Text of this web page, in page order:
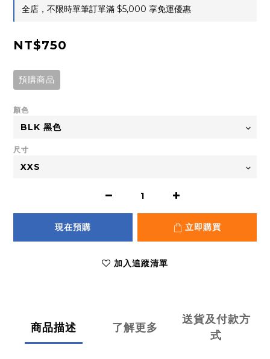
全店，不限時單筆訂單滿 $5,000 享免運優惠
NT$750
預購商品
顏色
尺寸
現在預購 立即購買
加入追蹤清單
商品描述 了解更多
送貨及付款方
式